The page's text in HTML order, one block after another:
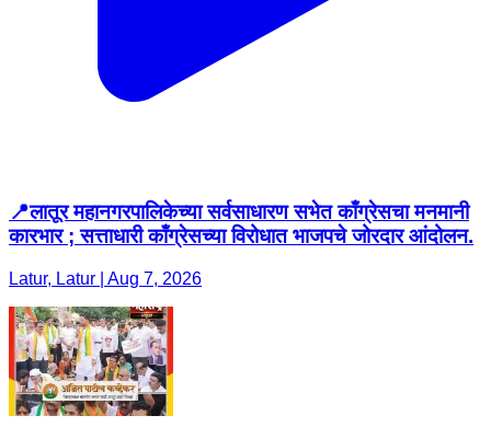
📍लातूर महानगरपालिकेच्या सर्वसाधारण सभेत काँग्रेसचा मनमानी
कारभार ; सत्ताधारी काँग्रेसच्या विरोधात भाजपचे जोरदार आंदोलन.
Latur, Latur | Aug 7, 2026